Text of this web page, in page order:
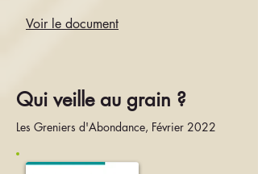
Voir le document
Qui veille au grain ?
Les Greniers d'Abondance, Février 2022